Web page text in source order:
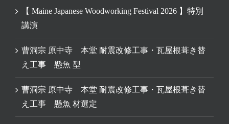
【 Maine Japanese Woodworking Festival 2026 】特別
講演
曹洞宗 原中寺 本堂 耐震改修工事・瓦屋根葺き替
え工事 懸魚 型
曹洞宗 原中寺 本堂 耐震改修工事・瓦屋根葺き替
え工事 懸魚 材選定